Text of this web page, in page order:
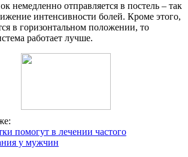
немедленно отправляется в постель – так
интенсивности болей. Кроме этого,
в горизонтальном положении, то
работает лучше.
помогут в лечении частого
у мужчин